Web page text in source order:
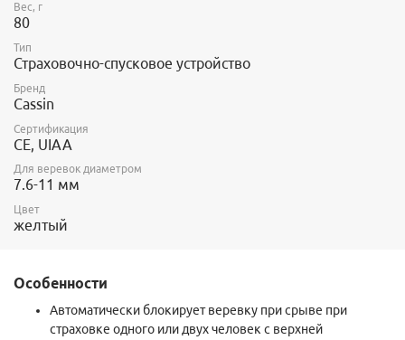
Вес, г
80
Тип
Страховочно-спусковое устройство
Бренд
Cassin
Сертификация
CE, UIAA
Для веревок диаметром
7.6-11 мм
Цвет
желтый
Особенности
Автоматически блокирует веревку при срыве при
страховке одного или двух человек с верхней